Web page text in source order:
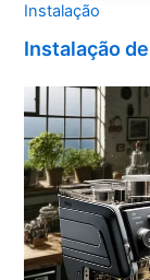
Instalação
Instalação